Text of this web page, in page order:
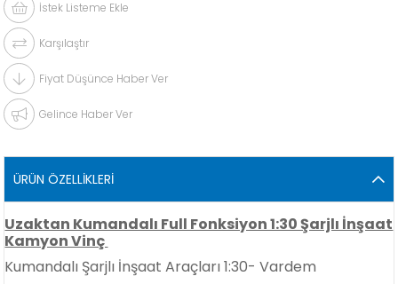
İstek Listeme Ekle
Karşılaştır
Fiyat Düşünce Haber Ver
Gelince Haber Ver
ÜRÜN ÖZELLIKLERI
Uzaktan Kumandalı Full Fonksiyon 1:30 Şarjlı İnşaat
Kamyon Vinç
Kumandalı Şarjlı İnşaat Araçları 1:30- Vardem